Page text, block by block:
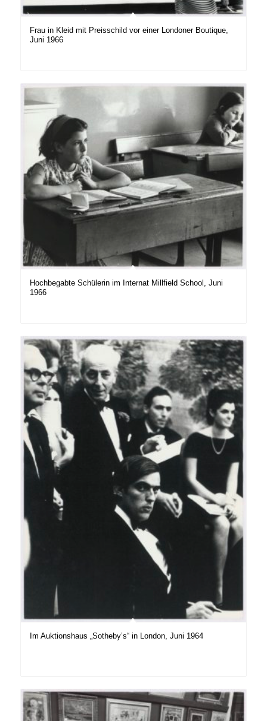
Frau in Kleid mit Preisschild vor einer Londoner Boutique,
Juni 1966
Hochbegabte Schülerin im Internat Millfield School, Juni
1966
Im Auktionshaus „Sotheby’s“ in London, Juni 1964